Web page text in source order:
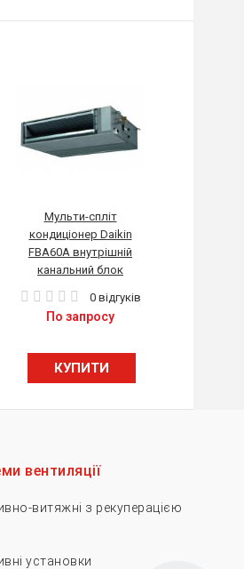
Мульти-спліт
кондиціонер Daikin
FBA60A внутрішній
канальний блок
0 відгуків
По запросу
КУПИТИ
вентиляції
витяжні з рекуперацією
установки